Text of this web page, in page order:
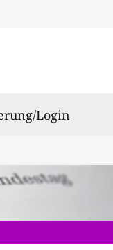
Login